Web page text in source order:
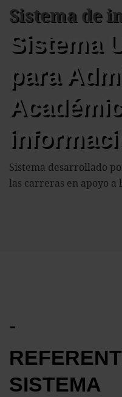
Sistema de
Sistema
para
Sistema desarrollado
las carreras en apoyo a
-
SISTEMA